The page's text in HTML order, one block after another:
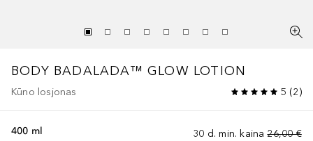
BODY BADALADA™ GLOW LOTION
Kūno losjonas 5 (2)
30 d. min. kaina 26,00 €
400 ml